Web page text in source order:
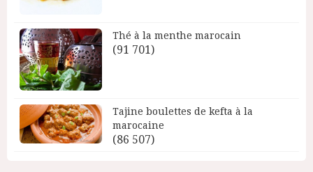
Thé à la menthe marocain
(91 701)
Tajine boulettes de kefta à la
marocaine
(86 507)